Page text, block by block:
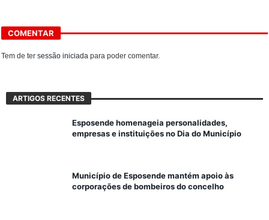
COMENTAR
Tem de tersessão iniciada para poder comentar.
ARTIGOS RECENTES
Esposende homenageia personalidades,
empresas e instituições no Dia do Município
Município de Esposende mantém apoio às
corporações de bombeiros do concelho